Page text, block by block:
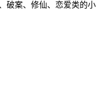
破案、修仙、恋爱类的小